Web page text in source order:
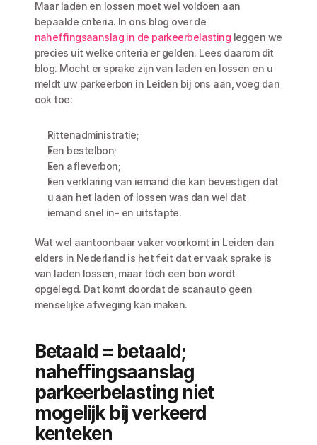
Maar laden en lossen moet wel voldoen aan
naheffingsaanslag in de parkeerbelasting leggen we
precies uit welke criteria er gelden. Lees daarom dit
blog. Mocht er sprake zijn van laden en lossen en u
meldt uw parkeerbon in Leiden bij ons aan, voeg dan
ook toe:
Rittenadministratie;
Een bestelbon;
Een afleverbon;
Een verklaring van iemand die kan bevestigen dat
u aan het laden of lossen was dan wel dat
iemand snel in- en uitstapte.
Wat wel aantoonbaar vaker voorkomt in Leiden dan
elders in Nederland is het feit dat er vaak sprake is
van laden lossen, maar tóch een bon wordt
opgelegd. Dat komt doordat de scanauto geen
menselijke afweging kan maken.
Betaald = betaald;
naheffingsaanslag
parkeerbelasting niet
mogelijk bij verkeerd
kenteken